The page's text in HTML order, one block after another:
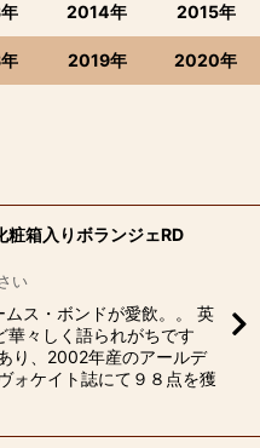
2014年 2015年
2019年 2020年
粧箱入りボランジェRD
い
ス・ボンドが愛飲。。 英
華々しく語られがちです
り、2002年産のアールデ
ォケイト誌にて９８点を獲